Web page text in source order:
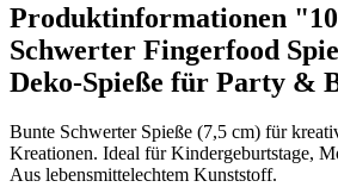
Produktinformationen
Schwerter Fingerfood
Deko-Spieße für Party &
Bunte Schwerter Spieße (7,5 cm) für
Kreationen. Ideal für Kindergeburtstage,
Aus lebensmittelechtem Kunststoff.